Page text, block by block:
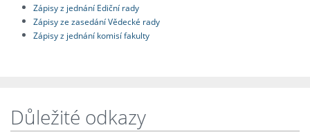
Zápisy z jednání Ediční rady
Zápisy ze zasedání Vědecké rady
Zápisy z jednání komisí fakulty
Důležité odkazy